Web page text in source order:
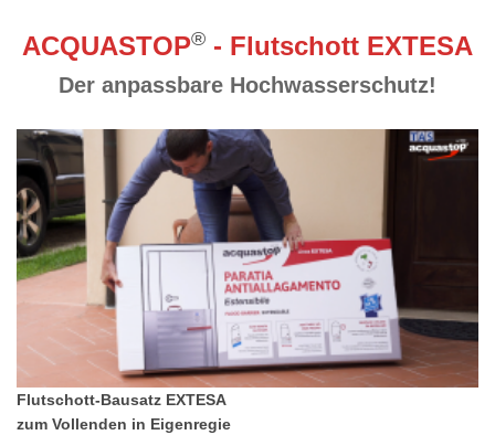
ACQUASTOP® - Flutschott EXTESA
Der anpassbare Hochwasserschutz!
Flutschott-Bausatz EXTESA
zum Vollenden in Eigenregie